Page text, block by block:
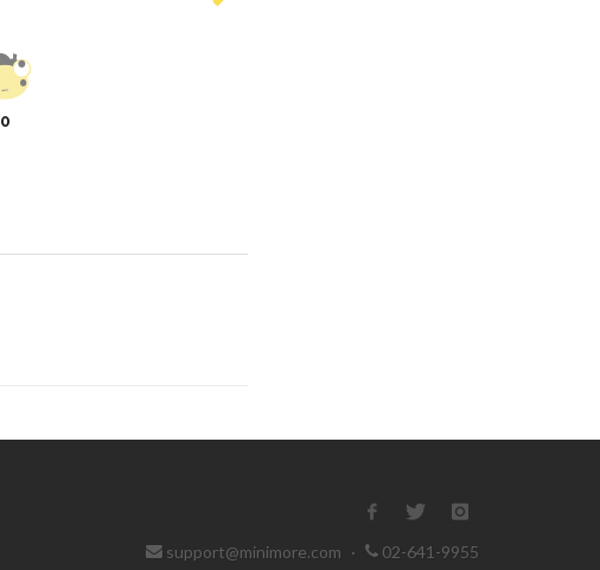
0
support@minimore.com · 02-641-9955